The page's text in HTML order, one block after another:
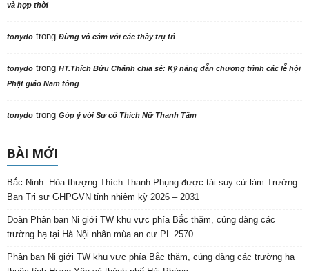
và hợp thời
tonydo trong Đừng vô cảm với các thầy trụ trì
tonydo trong HT.Thích Bửu Chánh chia sẻ: Kỹ năng dẫn chương trình các lễ hội
Phật giáo Nam tông
tonydo trong Góp ý với Sư cô Thích Nữ Thanh Tâm
BÀI MỚI
Bắc Ninh: Hòa thượng Thích Thanh Phụng được tái suy cử làm Trưởng
Ban Trị sự GHPGVN tỉnh nhiệm kỳ 2026 – 2031
Đoàn Phân ban Ni giới TW khu vực phía Bắc thăm, cúng dàng các
trường hạ tại Hà Nội nhân mùa an cư PL.2570
Phân ban Ni giới TW khu vực phía Bắc thăm, cúng dàng các trường hạ